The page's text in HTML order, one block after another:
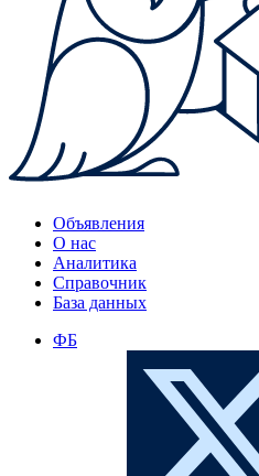
Объявления
О нас
Аналитика
Справочник
База данных
ФБ